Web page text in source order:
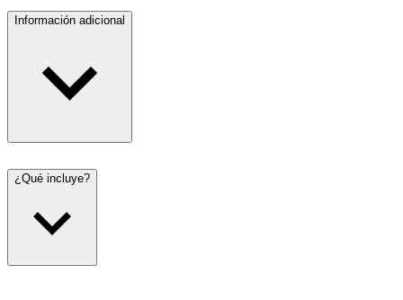
Información adicional
¿Qué incluye?